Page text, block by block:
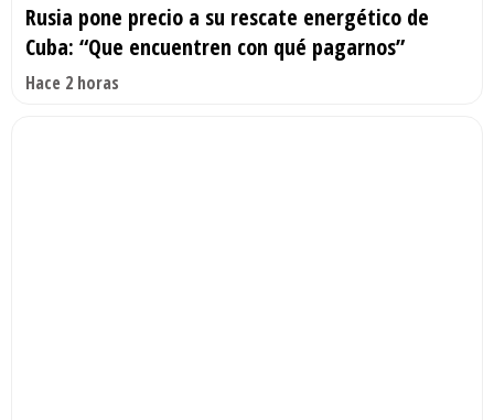
Rusia pone precio a su rescate energético de
Cuba: “Que encuentren con qué pagarnos”
Hace 2 horas